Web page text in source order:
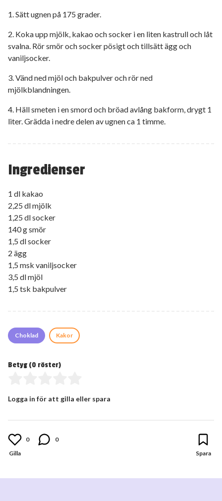
Ingredienser
1 dl kakao
2,25 dl mjölk
1,25 dl socker
140 g smör
1,5 dl socker
2 ägg
1,5 msk vaniljsocker
3,5 dl mjöl
1,5 tsk bakpulver
1. Sätt ugnen på 175 grader.
2. Koka upp mjölk, kakao och socker i en liten kastrull och låt
svalna. Rör smör och socker pösigt och tillsätt ägg och
vaniljsocker.
3. Vänd ned mjöl och bakpulver och rör ned
mjölkblandningen.
4. Häll smeten i en smord och bröad avlång bakform, drygt 1
liter. Grädda i nedre delen av ugnen ca 1 timme.
Choklad Kakor
Betyg (0 röster)
Logga in för att gilla eller spara
0 0